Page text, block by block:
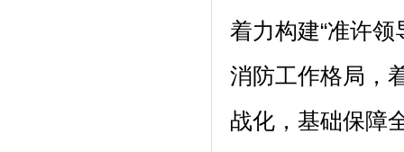
着力构建“准许
消防工作格局，
战化，基础保障